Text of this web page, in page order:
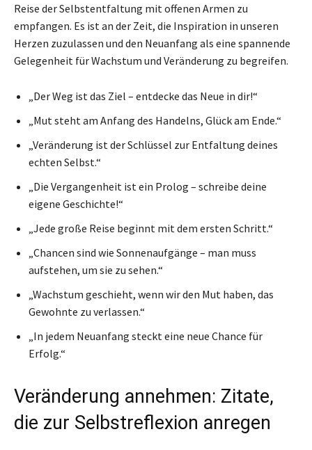
Reise der Selbstentfaltung mit offenen Armen zu
empfangen. Es ist an der Zeit, die Inspiration in unseren
Herzen zuzulassen und den Neuanfang als eine spannende
Gelegenheit für Wachstum und Veränderung zu begreifen.
„Der Weg ist das Ziel – entdecke das Neue in dir!“
„Mut steht am Anfang des Handelns, Glück am Ende.“
„Veränderung ist der Schlüssel zur Entfaltung deines
echten Selbst.“
„Die Vergangenheit ist ein Prolog – schreibe deine
eigene Geschichte!“
„Jede große Reise beginnt mit dem ersten Schritt.“
„Chancen sind wie Sonnenaufgänge – man muss
aufstehen, um sie zu sehen.“
„Wachstum geschieht, wenn wir den Mut haben, das
Gewohnte zu verlassen.“
„In jedem Neuanfang steckt eine neue Chance für
Erfolg.“
Veränderung annehmen: Zitate,
die zur Selbstreflexion anregen